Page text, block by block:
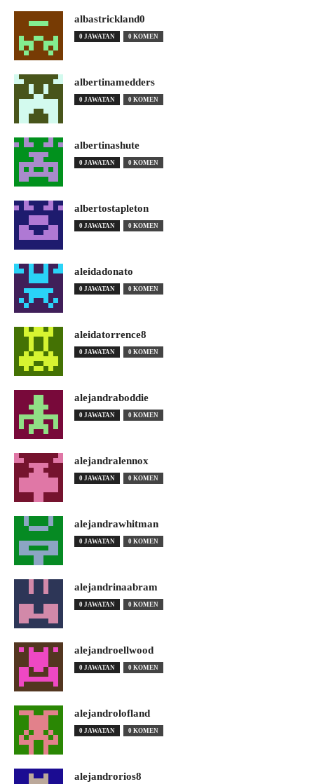
albastrickland0
0 JAWATAN 0 KOMEN
albertinamedders
0 JAWATAN 0 KOMEN
albertinashute
0 JAWATAN 0 KOMEN
albertostapleton
0 JAWATAN 0 KOMEN
aleidadonato
0 JAWATAN 0 KOMEN
aleidatorrence8
0 JAWATAN 0 KOMEN
alejandraboddie
0 JAWATAN 0 KOMEN
alejandralennox
0 JAWATAN 0 KOMEN
alejandrawhitman
0 JAWATAN 0 KOMEN
alejandrinaabram
0 JAWATAN 0 KOMEN
alejandroellwood
0 JAWATAN 0 KOMEN
alejandrolofland
0 JAWATAN 0 KOMEN
alejandrorios8